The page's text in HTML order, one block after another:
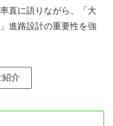
直に語りながら、「大
進路設計の重要性を強
紹介